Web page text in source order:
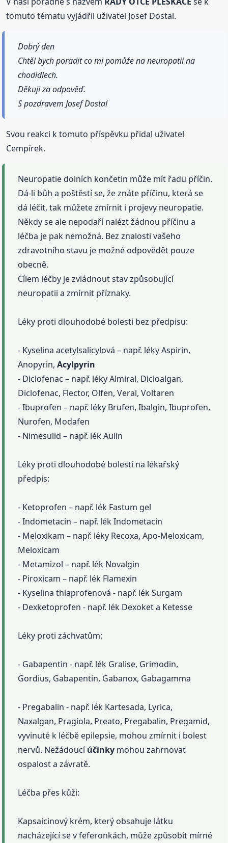
tomuto tématu vyjádřil uživatel Josef Dostal.
Dobrý den
Chtěl bych poradit co mi pomůže na neuropatii na
chodidlech.
Děkuji za odpověď.
S pozdravem Josef Dostal
Svou reakci k tomuto příspěvku přidal uživatel
Cempírek.
Neuropatie dolních končetin může mít řadu příčin.
Dá-li bůh a poštěstí se, že znáte příčinu, která se
dá léčit, tak můžete zmírnit i projevy neuropatie.
Někdy se ale nepodaří nalézt žádnou příčinu a
léčba je pak nemožná. Bez znalosti vašeho
zdravotního stavu je možné odpovědět pouze
obecně.
Cílem léčby je zvládnout stav způsobující
neuropatii a zmírnit příznaky.
Léky proti dlouhodobé bolesti bez předpisu:
- Kyselina acetylsalicylová – např. léky Aspirin,
Anopyrin,Acylpyrin
- Diclofenac – např. léky Almiral, Dicloalgan,
Diclofenac, Flector, Olfen, Veral, Voltaren
- Ibuprofen – např. léky Brufen, Ibalgin, Ibuprofen,
Nurofen, Modafen
- Nimesulid – např. lék Aulin
Léky proti dlouhodobé bolesti na lékařský
předpis:
- Ketoprofen – např. lék Fastum gel
- Indometacin – např. lék Indometacin
- Meloxikam – např. léky Recoxa, Apo-Meloxicam,
Meloxicam
- Metamizol – např. lék Novalgin
- Piroxicam – např. lék Flamexin
- Kyselina thiaprofenová - např. lék Surgam
- Dexketoprofen - např. lék Dexoket a Ketesse
Léky proti záchvatům:
- Gabapentin - např. lék Gralise, Grimodin,
Gordius, Gabapentin, Gabanox, Gabagamma
- Pregabalin - např. lék Kartesada, Lyrica,
Naxalgan, Pragiola, Preato, Pregabalin, Pregamid,
vyvinuté k léčbě epilepsie, mohou zmírnit i bolest
nervů. Nežádoucíúčinky mohou zahrnovat
ospalost a závratě.
Léčba přes kůži:
Kapsaicinový krém, který obsahuje látku
nacházející se v feferonkách, může způsobit mírné